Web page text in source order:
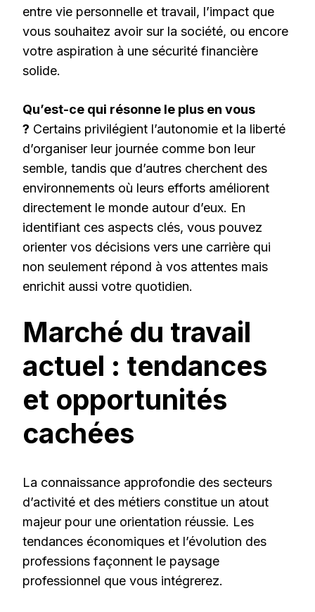
entre vie personnelle et travail, l’impact que
vous souhaitez avoir sur la société, ou encore
votre aspiration à une sécurité financière
solide.
Qu’est-ce qui résonne le plus en vous
? Certains privilégient l’autonomie et la liberté
d’organiser leur journée comme bon leur
semble, tandis que d’autres cherchent des
environnements où leurs efforts améliorent
directement le monde autour d’eux. En
identifiant ces aspects clés, vous pouvez
orienter vos décisions vers une carrière qui
non seulement répond à vos attentes mais
enrichit aussi votre quotidien.
Marché du travail
actuel : tendances
et opportunités
cachées
La connaissance approfondie des secteurs
d’activité et des métiers constitue un atout
majeur pour une orientation réussie. Les
tendances économiques et l’évolution des
professions façonnent le paysage
professionnel que vous intégrerez.